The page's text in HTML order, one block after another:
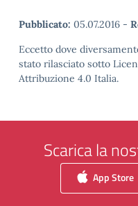
Pubblicato: 05.07.2016 -
Eccetto dove
stato rilasciato sotto
Attribuzione 4.0 Italia.
Scarica la
App Store